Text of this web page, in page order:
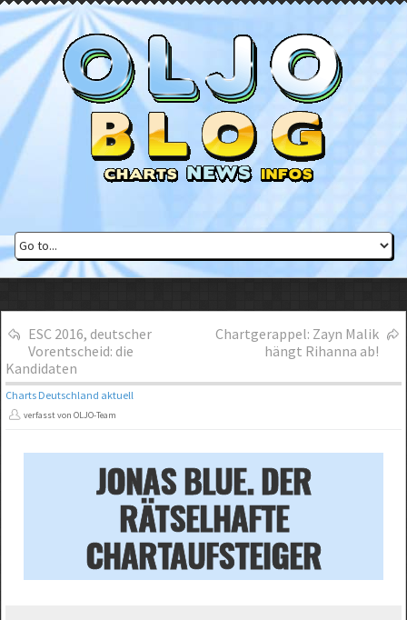
ESC 2016, deutscher
Vorentscheid: die
Kandidaten
Chartgerappel: Zayn Malik
hängt Rihanna ab!
Charts Deutschland aktuell
verfasst von OLJO-Team
JONAS BLUE. DER
RÄTSELHAFTE
CHARTAUFSTEIGER